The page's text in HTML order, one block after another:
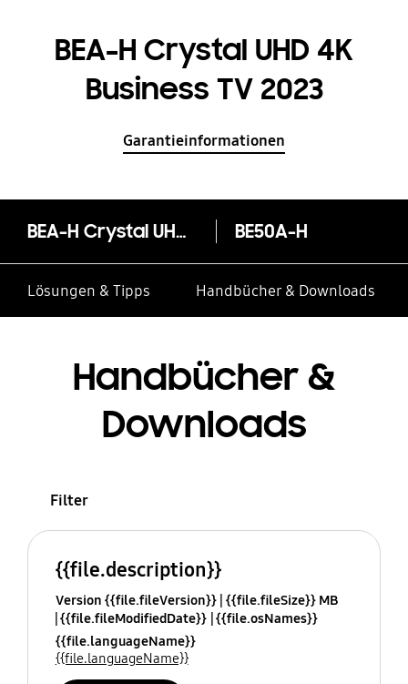
BEA-H Crystal UHD 4K
Business TV 2023
Garantieinformationen
BEA-H Crystal UHD 4K Business TV 2023 BE50A-H
Lösungen & Tipps Handbücher & Downloads
Handbücher &
Downloads
Filter
{{file.description}}
Version {{file.fileVersion}} {{file.fileSize}} MB
{{file.fileModifiedDate}} {{file.osNames}}
{{file.languageName}}
{{file.languageName}}